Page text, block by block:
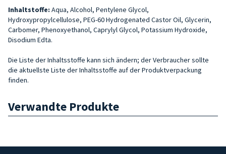
Inhaltstoffe: Aqua, Alcohol, Pentylene Glycol,
Hydroxypropylcellulose, PEG-60 Hydrogenated Castor Oil, Glycerin,
Carbomer, Phenoxyethanol, Caprylyl Glycol, Potassium Hydroxide,
Disodium Edta.
Die Liste der Inhaltsstoffe kann sich ändern; der Verbraucher sollte
die aktuellste Liste der Inhaltsstoffe auf der Produktverpackung
finden.
Verwandte Produkte